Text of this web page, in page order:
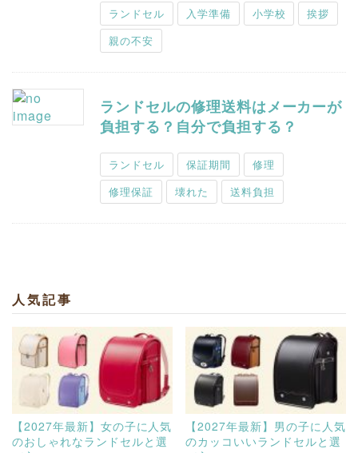
ランドセル 入学準備 小学校
挨拶
親の不安
ランドセルの修理送料はメーカーが
負担する？自分で負担する？
ランドセル 保証期間
修理
修理保証
壊れた 送料負担
人気記事
【2027年最新】女の子に人気
のおしゃれなランドセルと選
【2027年最新】男の子に人気
のカッコいいランドセルと選